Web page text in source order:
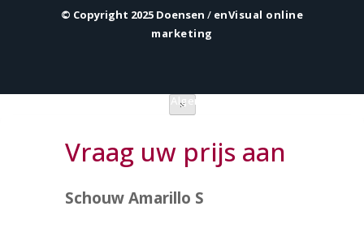
© Copyright 2025 Doensen / enVisual online
marketing
|Algemene voorwaarden
×
Vraag uw prijs aan
Schouw Amarillo S